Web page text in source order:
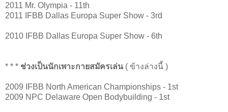
2011 Mr. Olympia - 11th
2011 IFBB Dallas Europa Super Show - 3rd
2010 IFBB Dallas Europa Super Show - 6th
* * * ช่วงเป็นนักเพาะกายสมัครเล่น ( ข้างล่างนี้ )
2009 IFBB North American Championships - 1st
2009 NPC Delaware Open Bodybuilding - 1st